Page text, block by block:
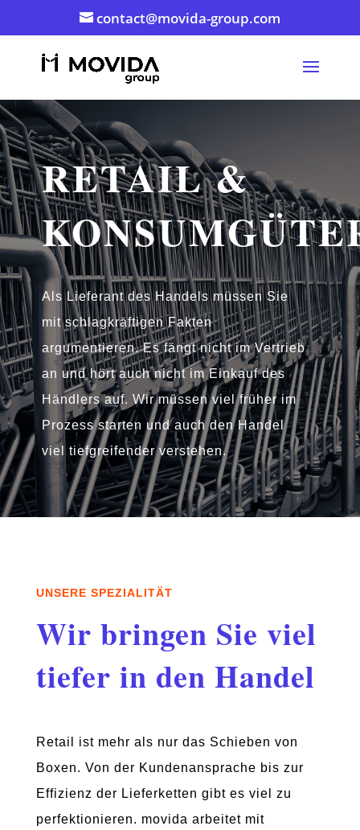
contact@movida-group.com
RETAIL &
Als Lieferant des Handels müssen Sie
mit schlagkräftigen Fakten
argumentieren. Es fängt nicht im Vertrieb
an und hört auch nicht im Einkauf des
Händlers auf. Wir müssen viel früher im
Prozess starten und auch den Handel
viel tiefgreifender verstehen.
UNSERE SPEZIALITÄT
Wir bringen Sie viel
tiefer in den Handel
Retail ist mehr als nur das Schieben von
Boxen. Von der Kundenansprache bis zur
Effizienz der Lieferketten gibt es viel zu
perfektionieren. movida arbeitet mit